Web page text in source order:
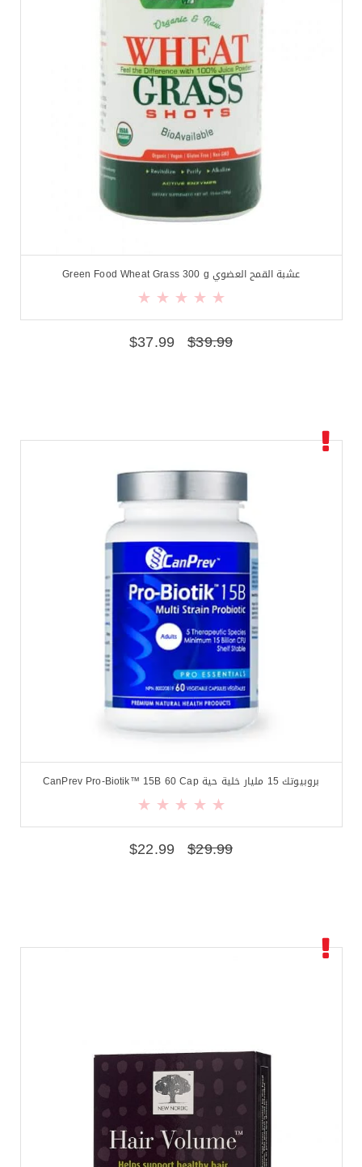
عشبة القمح العضوي Green Food Wheat Grass 300 g
$39.99
$37.99
بروبيوتك 15 مليار خلية حية CanPrev Pro-Biotik™ 15B 60 Cap
$29.99
$22.99